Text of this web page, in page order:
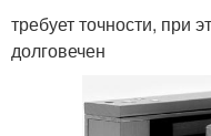
требует точности, при
долговечен